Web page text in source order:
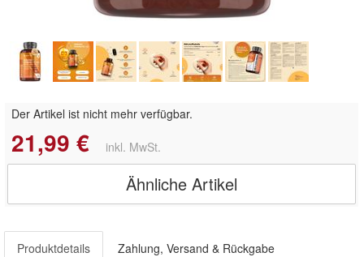
Der Artikel ist nicht mehr verfügbar.
21,99 € inkl. MwSt.
Ähnliche Artikel
Produktdetails Zahlung, Versand & Rückgabe